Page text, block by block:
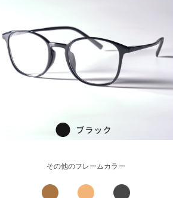
その他のフレームカラー